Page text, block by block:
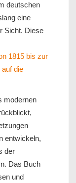
deutschen
eine
Sicht. Diese
1815 bis zur
die
modernen
entwickeln,
der
Das Buch
und